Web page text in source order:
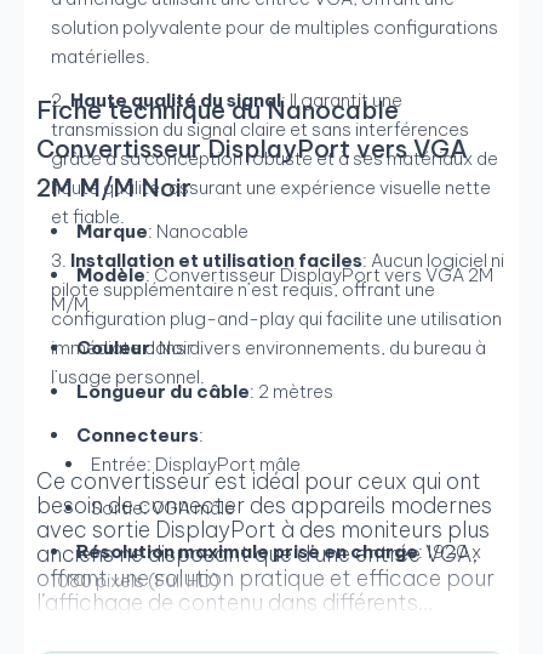
solution polyvalente pour de multiples configurations
matérielles.
Haute qualité du signal: Il garantit une
transmission du signal claire et sans interférences
grâce à sa conception robuste et à ses matériaux de
haute qualité, assurant une expérience visuelle nette
et fiable.
Installation et utilisation faciles: Aucun logiciel ni
pilote supplémentaire n’est requis, offrant une
configuration plug-and-play qui facilite une utilisation
immédiate dans divers environnements, du bureau à
l’usage personnel.
Fiche technique du Nanocable
Convertisseur DisplayPort vers VGA
2M M/M Noir
Marque: Nanocable
Modèle: Convertisseur DisplayPort vers VGA 2M
M/M
Couleur: Noir
Longueur du câble: 2 mètres
Connecteurs:
Entrée: DisplayPort mâle
Sortie: VGA mâle
Résolution maximale prise en charge: 1920 x
1080 pixels (Full HD)
Ce convertisseur est idéal pour ceux qui ont
besoin de connecter des appareils modernes
avec sortie DisplayPort à des moniteurs plus
anciens ne disposant que d’une entrée VGA,
offrant une solution pratique et efficace pour
l’affichage de contenu dans différents